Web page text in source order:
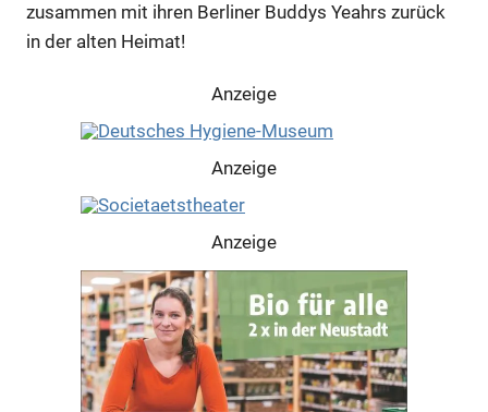
zusammen mit ihren Berliner Buddys Yeahrs zurück
in der alten Heimat!
Anzeige
Anzeige
Anzeige